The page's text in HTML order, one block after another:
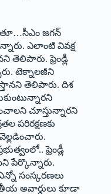
జగన్‌
ఎలాంటి వివక్ష
తెలిపారు. ఫ్రెండ్లీ
టెక్నాలజీని
తెలిపారు. దిశ
చూస్తున్నారని
పరిరక్షణకు
ఫ్రెండ్లీ
పేర్కొన్నారు.
సంస్కరణలు
అవార్డులు కూడా